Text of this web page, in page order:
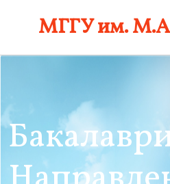
МГГУ им.